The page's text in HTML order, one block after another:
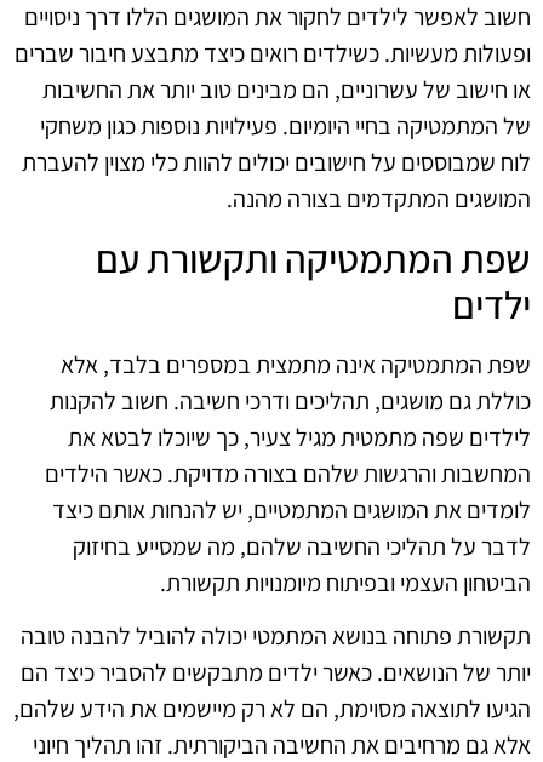
חשוב לאפשר לילדים לחקור את המושגים הללו דרך ניסויים
ופעולות מעשיות. כשילדים רואים כיצד מתבצע חיבור שברים
או חישוב של עשרוניים, הם מבינים טוב יותר את החשיבות
של המתמטיקה בחיי היומיום. פעילויות נוספות כגון משחקי
לוח שמבוססים על חישובים יכולים להוות כלי מצוין להעברת
המושגים המתקדמים בצורה מהנה.
שפת המתמטיקה ותקשורת עם
ילדים
שפת המתמטיקה אינה מתמצית במספרים בלבד, אלא
כוללת גם מושגים, תהליכים ודרכי חשיבה. חשוב להקנות
לילדים שפה מתמטית מגיל צעיר, כך שיוכלו לבטא את
המחשבות והרגשות שלהם בצורה מדויקת. כאשר הילדים
לומדים את המושגים המתמטיים, יש להנחות אותם כיצד
לדבר על תהליכי החשיבה שלהם, מה שמסייע בחיזוק
הביטחון העצמי ובפיתוח מיומנויות תקשורת.
תקשורת פתוחה בנושא המתמטי יכולה להוביל להבנה טובה
יותר של הנושאים. כאשר ילדים מתבקשים להסביר כיצד הם
הגיעו לתוצאה מסוימת, הם לא רק מיישמים את הידע שלהם,
אלא גם מרחיבים את החשיבה הביקורתית. זהו תהליך חיוני